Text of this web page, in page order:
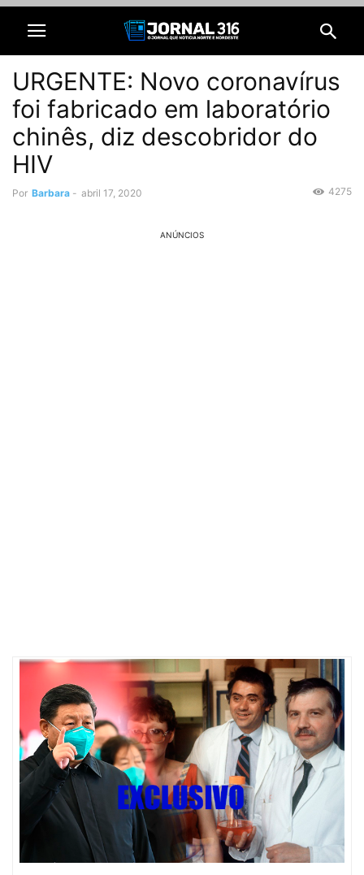
URGENTE: Novo coronavírus
foi fabricado em laboratório
chinês, diz descobridor do
HIV
Por Barbara - abril 17, 2020 4275
ANÚNCIOS